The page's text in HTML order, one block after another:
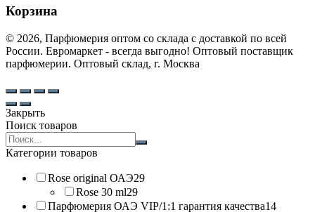
Корзина
© 2026, Парфюмерия оптом со склада с доставкой по всей
России. Евромаркет - всегда выгодно! Оптовый поставщик
парфюмерии. Оптовый склад, г. Москва
Закрыть
Поиск товаров
Search
products:
Категории товаров
Rose original ОАЭ29
Rose 30 ml29
Парфюмерия ОАЭ VIP/1:1 гарантия качества14